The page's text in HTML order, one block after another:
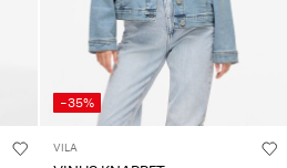
-35%
VILA